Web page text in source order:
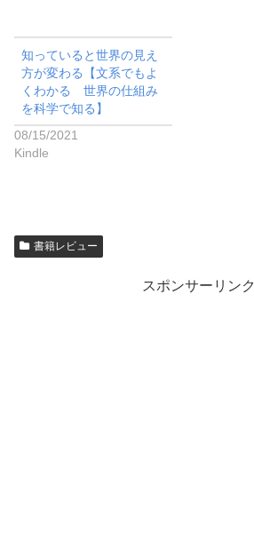
知っていると世界の見え
方が変わる【文系でもよ
くわかる 世界の仕組み
を科学で知る】
08/15/2021
Kindle
書籍レビュー
スポンサーリンク